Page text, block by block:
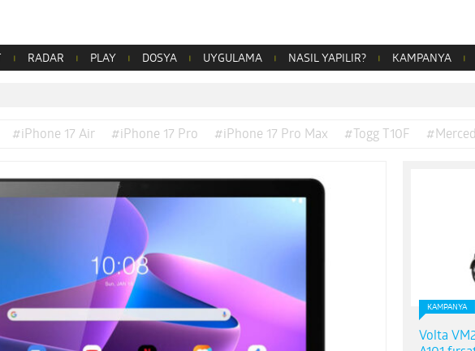
RADAR PLAY DOSYA UYGULAMA NASIL YAPILIR? KAMPANYA
#iPhone 17 Air #iPhone 17 Pro #iPhone 17 Pro Max #Togg T10F
KAMPANYA
Volta